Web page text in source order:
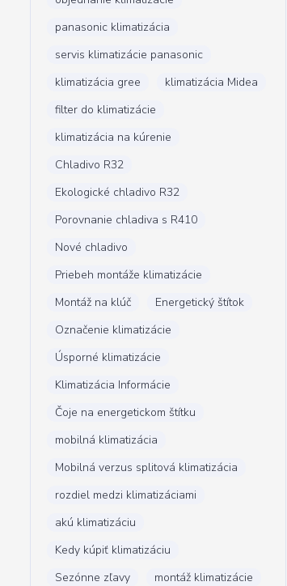
panasonic klimatizácia
servis klimatizácie panasonic
klimatizácia gree
klimatizácia Midea
filter do klimatizácie
klimatizácia na kúrenie
Chladivo R32
Ekologické chladivo R32
Porovnanie chladiva s R410
Nové chladivo
Priebeh montáže klimatizácie
Montáž na klúč
Energetický štítok
Označenie klimatizácie
Úsporné klimatizácie
Klimatizácia Informácie
Čoje na energetickom štítku
mobilná klimatizácia
Mobilná verzus splitová klimatizácia
rozdiel medzi klimatizáciami
akú klimatizáciu
Kedy kúpiť klimatizáciu
Sezónne zľavy
montáž klimatizácie